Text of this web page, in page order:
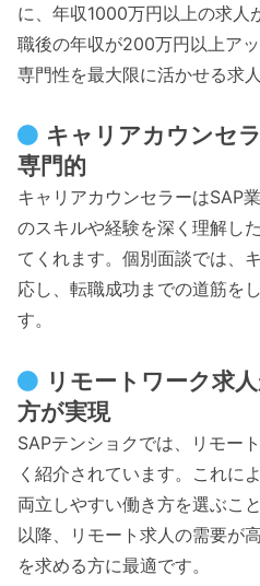
に、年収1000万円以上の求人
職後の年収が200万円以上ア
専門性を最大限に活かせる求
キャリアカウンセ
専門的
キャリアカウンセラーはSAP
のスキルや経験を深く理解し
てくれます。個別面談では、
応し、転職成功までの道筋を
す。
リモートワーク求
方が実現
SAPテンショクでは、リモー
く紹介されています。これに
両立しやすい働き方を選ぶこ
以降、リモート求人の需要が
を求める方に最適です。